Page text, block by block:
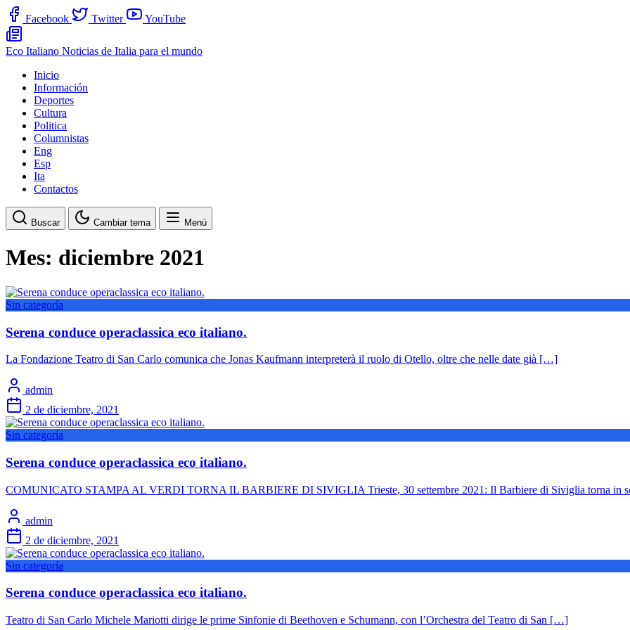
Facebook Twitter YouTube
Eco Italiano Noticias de Italia para el mundo
Inicio
Información
Deportes
Cultura
Politica
Columnistas
Eng
Esp
Ita
Contactos
Buscar Cambiar tema Menú
Mes: diciembre 2021
Sin categoría
Serena conduce operaclassica eco italiano.
La Fondazione Teatro di San Carlo comunica che Jonas Kaufmann interpreterà il ruolo di Otello, oltre che nelle date già […]
admin
2 de diciembre, 2021
Sin categoría
Serena conduce operaclassica eco italiano.
COMUNICATO STAMPA AL VERDI TORNA IL BARBIERE DI SIVIGLIA Trieste, 30 settembre 2021: Il Barbiere di Siviglia torna in
admin
2 de diciembre, 2021
Sin categoría
Serena conduce operaclassica eco italiano.
Teatro di San Carlo Michele Mariotti dirige le prime Sinfonie di Beethoven e Schumann, con l’Orchestra del Teatro di San […]